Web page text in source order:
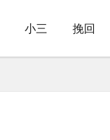
小三 挽回